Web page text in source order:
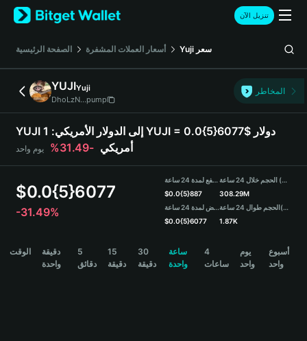
English
日本語
Русский
Español (Latinoamérica)
Türkçe
Deutsch
简体中文
Português (Portugal)
Bahasa Indonesia
বাংলা
تنزيل الآن
الصفحة الرئيسية أسعار العملات المشفرة Yuji سعر
YUJIYuji
DhoLzN...pump
المخاطر
YUJI إلى الدولار الأمريكي: 1 YUJI = 0.0{5}6077$ دولار
أمريكي -31.49% يوم واحد
$0.0{5}6077
-31.49%
مرتفع لمدة 24 ساعة
$0.0{5}887
منخفض لمدة 24 ساعة
$0.0{5}6077
الحجم خلال 24 ساعة (YUJI)
308.29M
الحجم طوال 24 ساعة(USDT)
1.87K
الوقت
دقيقة
واحدة
5
دقائق
15
دقيقة
30
دقيقة
ساعة
واحدة
4
ساعات
يوم
واحد
أسبوع
واحد